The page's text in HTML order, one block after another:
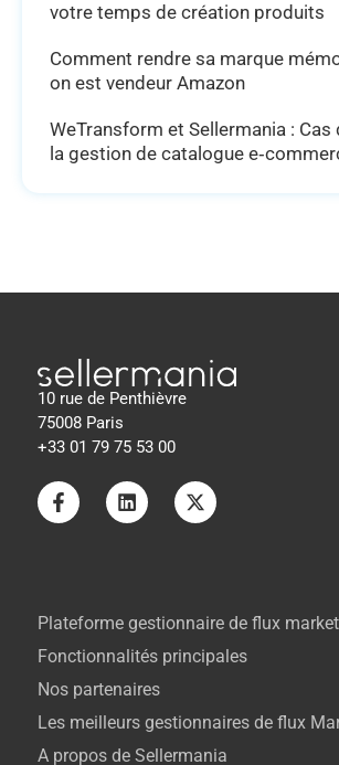
votre temps de création produits
Comment rendre sa marque
on est vendeur Amazon
WeTransform et Sellermania : Cas
la gestion de catalogue
10 rue de Penthièvre
75008 Paris
+33 01 79 75 53 00
A propos de Sellermania
Plateforme gestionnaire de flux
Fonctionnalités principales
Nos partenaires
Les meilleurs gestionnaires de flux